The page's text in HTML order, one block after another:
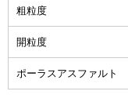
粗粒度
開粒度
ポーラスアスファルト